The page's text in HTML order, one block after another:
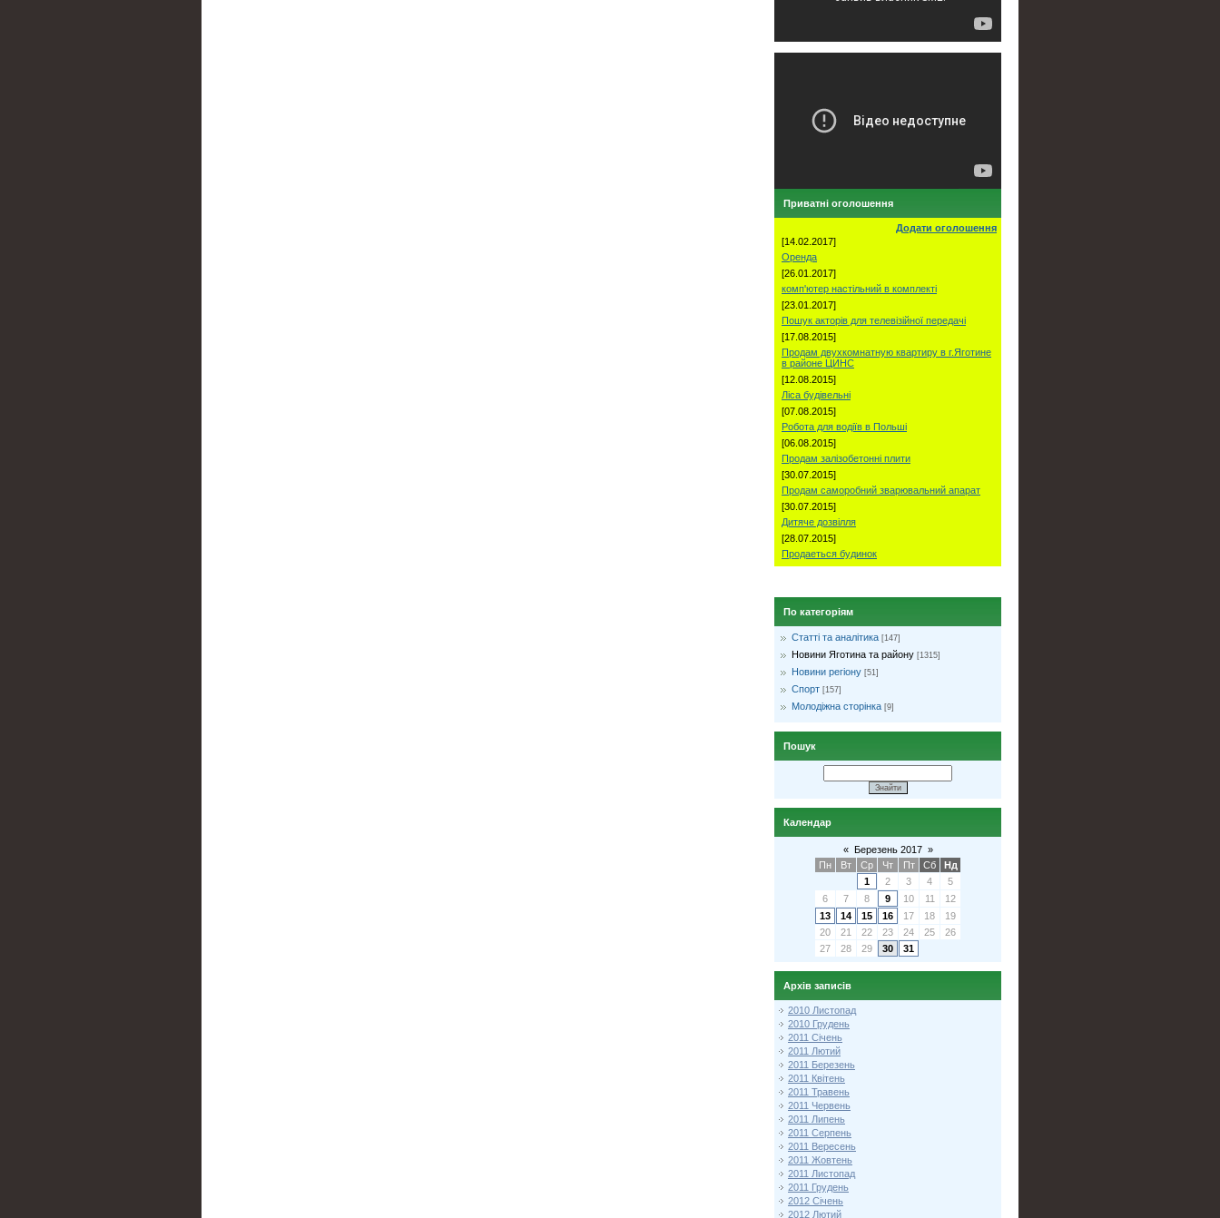
Приватні оголошення
Додати оголошення
[14.02.2017]
Оренда
[26.01.2017]
комп'ютер настільний в комплекті
[23.01.2017]
Пошук акторів для телевізійної передачі
[17.08.2015]
Продам двухкомнатную квартиру в г.Яготине
в районе ЦИНС
[12.08.2015]
Ліса будівельні
[07.08.2015]
Робота для водіїв в Польші
[06.08.2015]
Продам залізобетонні плити
[30.07.2015]
Продам саморобний зварювальний апарат
[30.07.2015]
Дитяче дозвілля
[28.07.2015]
Продаеться будинок
По категоріям
Статті та аналітика [147]
Новини Яготина та району [1315]
Новини регіону [51]
Спорт [157]
Молодіжна сторінка [9]
Пошук
Календар
« Березень 2017 »
Пн
Вт Ср Чт Пт Сб
Нд
1
2 3 4
5
6
7 8 9 10 11
12
13
14 15 16 17 18
19
20
21 22 23 24 25
26
27
28 29 30 31
Архів записів
2010 Листопад
2010 Грудень
2011 Січень
2011 Лютий
2011 Березень
2011 Квітень
2011 Травень
2011 Червень
2011 Липень
2011 Серпень
2011 Вересень
2011 Жовтень
2011 Листопад
2011 Грудень
2012 Січень
2012 Лютий